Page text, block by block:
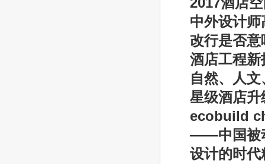
中外设计
改行是否
酒店工程
自然、人
星级酒店
ecobuild
——中国被
设计的时代